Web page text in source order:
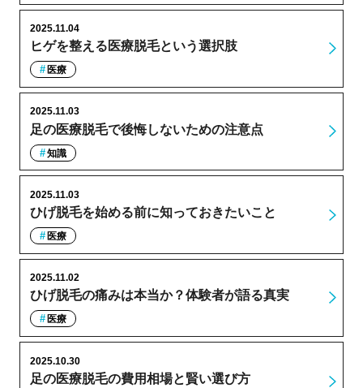
ヒゲを整える医療脱毛という選択肢
2025.11.04
医療
足の医療脱毛で後悔しないための注意点
2025.11.03
知識
ひげ脱毛を始める前に知っておきたいこと
2025.11.03
医療
ひげ脱毛の痛みは本当か？体験者が語る真実
2025.11.02
医療
足の医療脱毛の費用相場と賢い選び方
2025.10.30